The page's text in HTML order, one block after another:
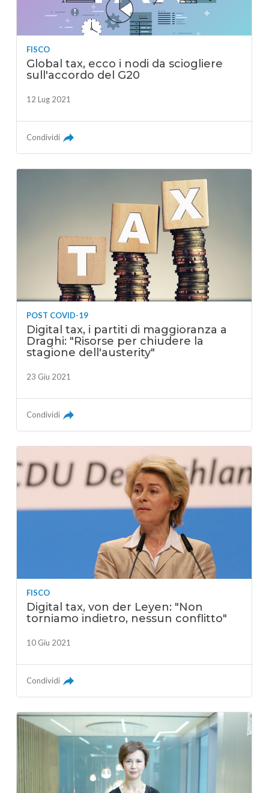
FISCO
Global tax, ecco i nodi da sciogliere
sull'accordo del G20
12 Lug 2021
Condividi
POST COVID-19
Digital tax, i partiti di maggioranza a
Draghi: "Risorse per chiudere la
stagione dell'austerity"
23 Giu 2021
Condividi
FISCO
Digital tax, von der Leyen: "Non
torniamo indietro, nessun conflitto"
10 Giu 2021
Condividi